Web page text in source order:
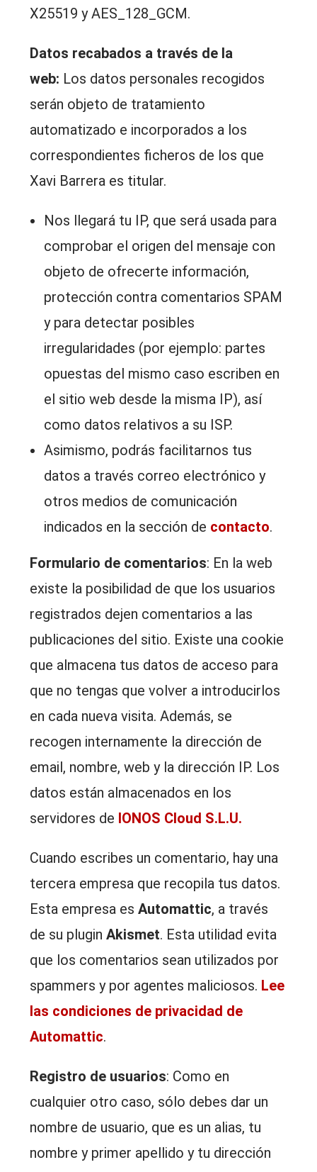
X25519 y AES_128_GCM.
Datos recabados a través de la
web: Los datos personales recogidos
serán objeto de tratamiento
automatizado e incorporados a los
correspondientes ficheros de los que
Xavi Barrera es titular.
Nos llegará tu IP, que será usada para
comprobar el origen del mensaje con
objeto de ofrecerte información,
protección contra comentarios SPAM
y para detectar posibles
irregularidades (por ejemplo: partes
opuestas del mismo caso escriben en
el sitio web desde la misma IP), así
como datos relativos a su ISP.
Asimismo, podrás facilitarnos tus
datos a través correo electrónico y
otros medios de comunicación
indicados en la sección de contacto.
Formulario de comentarios: En la web
existe la posibilidad de que los usuarios
registrados dejen comentarios a las
publicaciones del sitio. Existe una cookie
que almacena tus datos de acceso para
que no tengas que volver a introducirlos
en cada nueva visita. Además, se
recogen internamente la dirección de
email, nombre, web y la dirección IP. Los
datos están almacenados en los
servidores de IONOS Cloud S.L.U.
Cuando escribes un comentario, hay una
tercera empresa que recopila tus datos.
Esta empresa esAutomattic, a través
de su pluginAkismet. Esta utilidad evita
que los comentarios sean utilizados por
spammers y por agentes maliciosos. Lee
las condiciones de privacidad de
Automattic.
Registro de usuarios: Como en
cualquier otro caso, sólo debes dar un
nombre de usuario, que es un alias, tu
nombre y primer apellido y tu dirección